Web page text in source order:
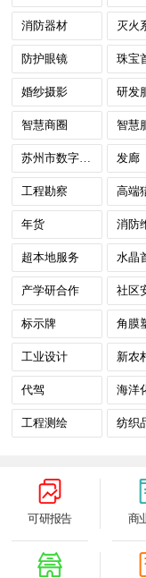
消防器材 灭火
防护眼镜 珠宝
婚纱摄影 研发
智慧商圈 智慧
发廊
工程勘察 高端
年货 消防
超本地服务 水晶
产学研合作 社区
标示牌 角膜
工业设计 新农
代驾 海洋
工程测绘 纺织
可研报告 商